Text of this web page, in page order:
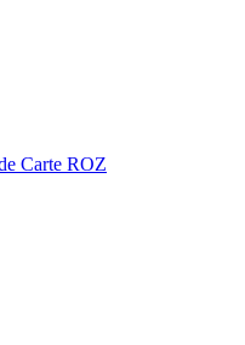
Carte ROZ